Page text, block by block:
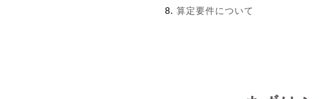
算定要件について